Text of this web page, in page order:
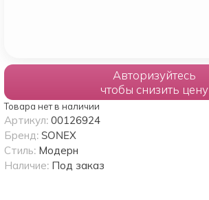
Авторизуйтесь
чтобы снизить цену
Товара нет в наличии
Артикул: 00126924
Бренд: SONEX
Стиль: Модерн
Наличие: Под заказ